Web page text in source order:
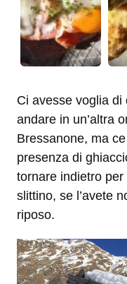
Ci avesse voglia
andare in un’altra
Bressanone, ma
presenza di
tornare indietro
slittino, se l’avete
riposo.